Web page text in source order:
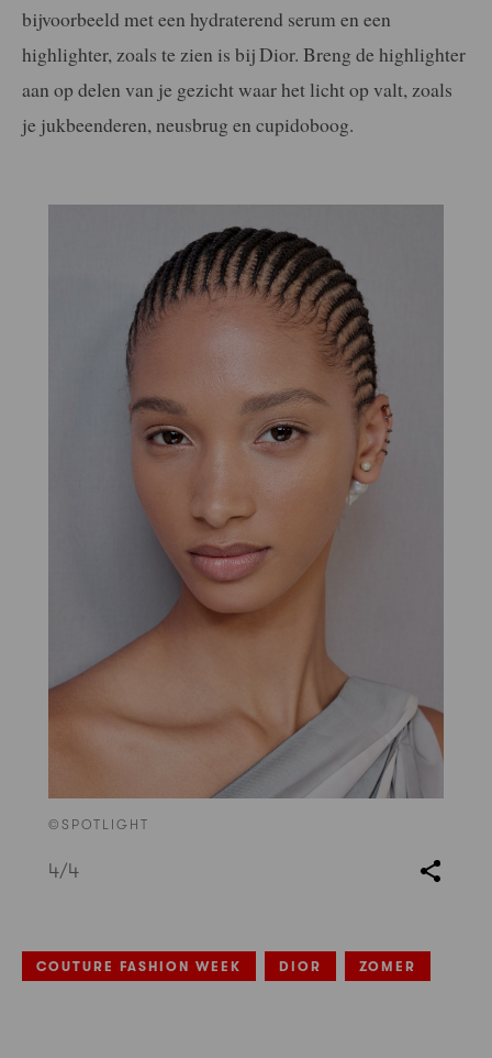
bijvoorbeeld met een hydraterend serum en een
highlighter, zoals te zien is bij Dior. Breng de highlighter
aan op delen van je gezicht waar het licht op valt, zoals
je jukbeenderen, neusbrug en cupidoboog.
©SPOTLIGHT
4/4
COUTURE FASHION WEEK DIOR ZOMER